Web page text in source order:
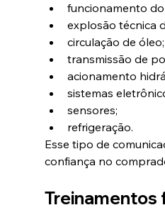
funcionamento
explosão técnica
circulação de óleo;
transmissão de
acionamento
sistemas
sensores;
refrigeração.
Esse tipo de
confiança no
Treinamentos